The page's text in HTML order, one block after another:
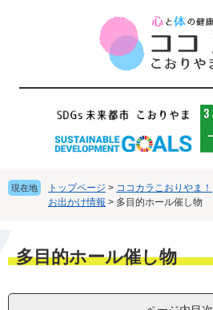
へ現在地 トップページ > ココカラこおりやま！
お出かけ情報 > 多目的ホール催し物
文多目的ホール催し物